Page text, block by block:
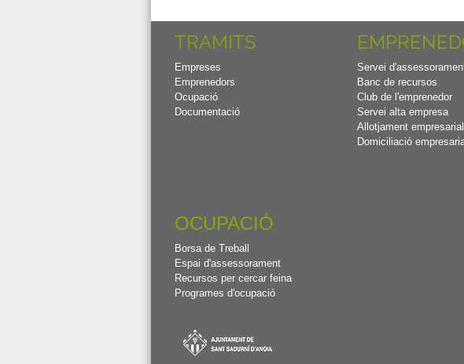
TRAMITS
Empreses
Emprenedors
Ocupació
Documentació
Servei
Banc de recursos
Club de l'emprenedor
Servei alta empresa
Allotjament empresarial
Domiciliació
OCUPACIÓ
Borsa de Treball
Espai d'assessorament
Recursos per cercar feina
Programes d'ocupació